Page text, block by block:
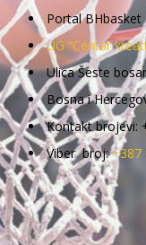
Portal BHbasket
UG “Centar
Ulica Šeste
Bosna i
Kontakt brojevi:
Viber broj:+387